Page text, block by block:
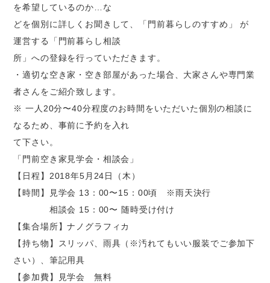
を希望しているのか…な
どを個別に詳しくお聞きして、「門前暮らしのすすめ」 が
運営する「門前暮らし相談
所」への登録を行っていただきます。
・適切な空き家・空き部屋があった場合、大家さんや専門業
者さんをご紹介致します。
※ 一人20分〜40分程度のお時間をいただいた個別の相談に
なるため、事前に予約を入れ
て下さい。
「門前空き家見学会・相談会」
【日程】2018年5月24日（木）
【時間】見学会 13：00〜15：00頃 ※雨天決行
相談会 15：00〜 随時受け付け
【集合場所】ナノグラフィカ
【持ち物】スリッパ、雨具（※汚れてもいい服装でご参加下
さい）、筆記用具
【参加費】見学会 無料